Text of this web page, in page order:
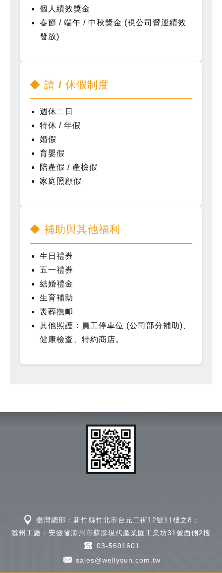
個人績效獎金
春節 / 端午 / 中秋獎金 (視公司營運績效
發放)
◆ 請 / 休假制度
週休二日
特休 / 年假
婚假
育嬰假
陪產假 / 產檢假
家庭照顧假
◆ 補助與其他福利
生日禮券
五一禮券
結婚禮金
生育補助
喪葬撫卹
其他照護：員工停車位 (公司部分補助)、
健康檢查、特約商店。
臺灣總部：新竹縣竹北市台元二街12號11樓之8；
滁州工廠：安徽省滁州市蘇滁現代產業園工業坊31號西側2樓
03-5601601
sales@wellysun.com.tw